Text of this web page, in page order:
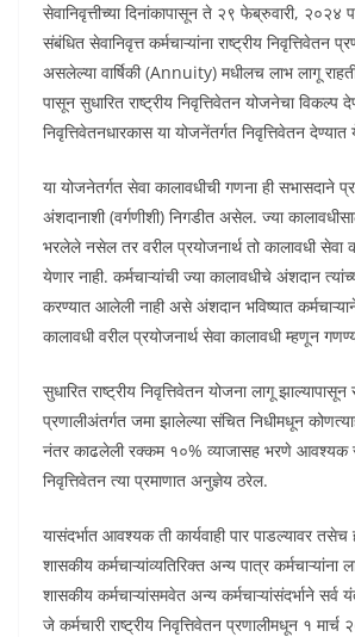
सेवानिवृत्तीच्या दिनांकापासून ते २९ फेब्रुवारी, २०२४
संबंधित सेवानिवृत्त कर्मचाऱ्यांना राष्ट्रीय निवृत्तिवेतन
असलेल्या वार्षिकी (Annuity) मधीलच लाभ लागू
पासून सुधारित राष्ट्रीय निवृत्तिवेतन योजनेचा विकल्प
निवृत्तिवेतनधारकास या योजनेंतर्गत निवृत्तिवेतन
या योजनेतर्गत सेवा कालावधीची गणना ही सभासदाने
अंशदानाशी (वर्गणीशी) निगडीत असेल. ज्या
भरलेले नसेल तर वरील प्रयोजनार्थ तो कालावधी सेवा
येणार नाही. कर्मचाऱ्यांची ज्या कालावधीचे अंशदान
करण्यात आलेली नाही असे अंशदान भविष्यात
कालावधी वरील प्रयोजनार्थ सेवा कालावधी म्हणून
सुधारित राष्ट्रीय निवृत्तिवेतन योजना लागू झाल्यापासून
प्रणालीअंतर्गत जमा झालेल्या संचित निधीमधून
नंतर काढलेली रक्कम १०% व्याजासह भरणे आवश्यक
निवृत्तिवेतन त्या प्रमाणात अनुज्ञेय ठरेल.
यासंदर्भात आवश्यक ती कार्यवाही पार पाडल्यावर तसेच
शासकीय कर्मचाऱ्यांव्यतिरिक्त अन्य पात्र कर्मचाऱ्यांना
शासकीय कर्मचाऱ्यांसमवेत अन्य कर्मचाऱ्यांसंदर्भाने
जे कर्मचारी राष्ट्रीय निवृत्तिवेतन प्रणालीमधून १ मार्च